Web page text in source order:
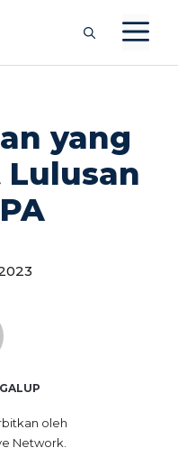
yang
Lulusan
oleh
Network.